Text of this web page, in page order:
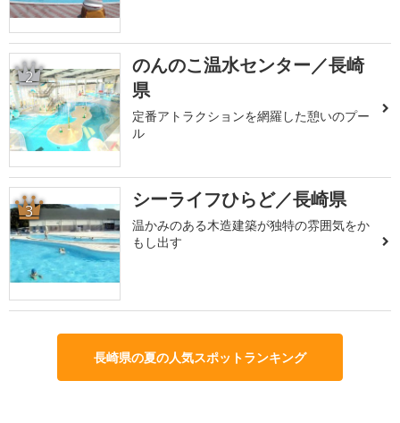
2
のんのこ温水センター／長崎
県
定番アトラクションを網羅した憩いのプー
ル
3 シーライフひらど／長崎県
温かみのある木造建築が独特の雰囲気をか
もし出す
長崎県の夏の人気スポットランキング